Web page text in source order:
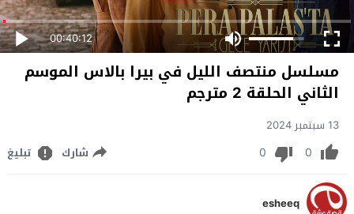
00:40:12
مسلسل منتصف الليل في بيرا بالاس الموسم
الثاني الحلقة 2 مترجم
13 سبتمبر 2024
0
0 شارك تبليغ
esheeq